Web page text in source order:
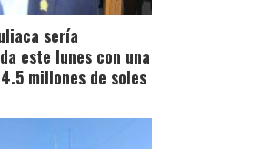
sería
este lunes con una
millones de soles